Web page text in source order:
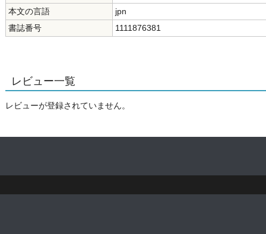
本文の言語
jpn
書誌番号
1111876381
レビュー一覧
レビューが登録されていません。